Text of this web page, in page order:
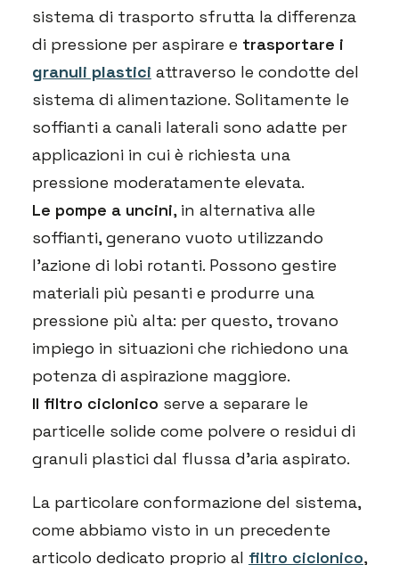
sistema di trasporto sfrutta la differenza
di pressione per aspirare e trasportare i
granuli plastici attraverso le condotte del
sistema di alimentazione. Solitamente le
soffianti a canali laterali sono adatte per
applicazioni in cui è richiesta una
pressione moderatamente elevata.
Le pompe a uncini, in alternativa alle
soffianti, generano vuoto utilizzando
l’azione di lobi rotanti. Possono gestire
materiali più pesanti e produrre una
pressione più alta: per questo, trovano
impiego in situazioni che richiedono una
potenza di aspirazione maggiore.
Il filtro ciclonico serve a separare le
particelle solide come polvere o residui di
granuli plastici dal flussa d’aria aspirato.
La particolare conformazione del sistema,
come abbiamo visto in un precedente
articolo dedicato proprio al filtro ciclonico,